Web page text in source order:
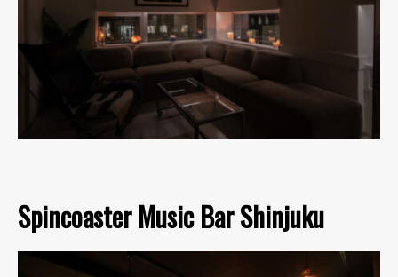
Spincoaster Music Bar Shinjuku